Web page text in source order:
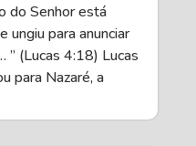
do Senhor está
ungiu para anunciar
” (Lucas 4:18) Lucas
para Nazaré, a